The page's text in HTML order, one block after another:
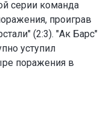
серии команда
проиграв
(2:3). "Ак Барс"
уступил
поражения в